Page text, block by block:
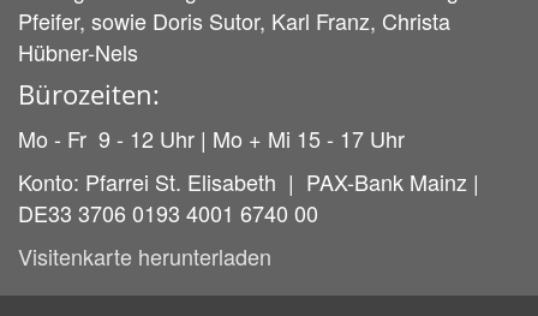
Pfeifer, sowie Doris Sutor, Karl Franz, Christa
Hübner-Nels
Bürozeiten:
Mo - Fr 9 - 12 Uhr | Mo + Mi 15 - 17 Uhr
Konto: Pfarrei St. Elisabeth | PAX-Bank Mainz |
DE33 3706 0193 4001 6740 00
Visitenkarte herunterladen